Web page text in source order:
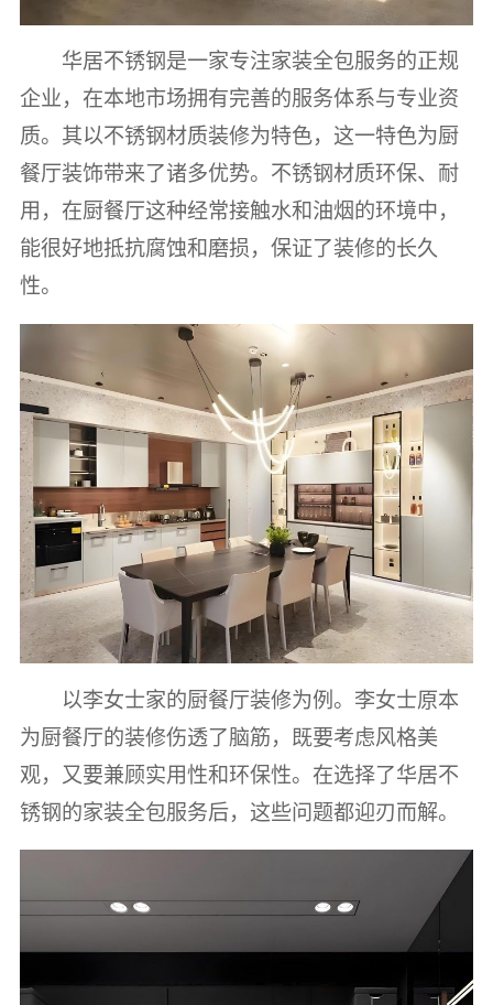
华居不锈钢是一家专注家装全包服务的正规
企业，在本地市场拥有完善的服务体系与专业资
质。其以不锈钢材质装修为特色，这一特色为厨
餐厅装饰带来了诸多优势。不锈钢材质环保、耐
用，在厨餐厅这种经常接触水和油烟的环境中，
能很好地抵抗腐蚀和磨损，保证了装修的长久
性。
以李女士家的厨餐厅装修为例。李女士原本
为厨餐厅的装修伤透了脑筋，既要考虑风格美
观，又要兼顾实用性和环保性。在选择了华居不
锈钢的家装全包服务后，这些问题都迎刃而解。